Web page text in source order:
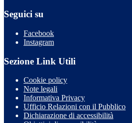
Seguici su
Facebook
Instagram
Sezione Link Utili
Cookie policy
Note legali
Informativa Privacy
Ufficio Relazioni con il Pubblico
Dichiarazione di accessibilità